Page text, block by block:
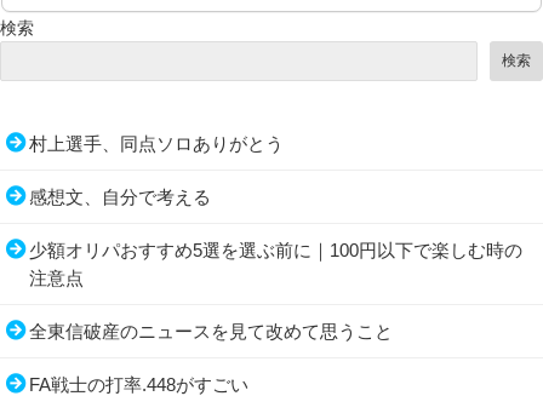
検索
検索
村上選手、同点ソロありがとう
感想文、自分で考える
少額オリパおすすめ5選を選ぶ前に｜100円以下で楽しむ時の
注意点
全東信破産のニュースを見て改めて思うこと
FA戦士の打率.448がすごい